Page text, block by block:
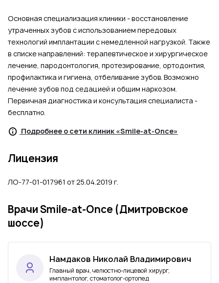
Основная специализация клиники - восстановление
утраченных зубов с использованием передовых
технологий имплантации с немедленной нагрузкой. Также
в списке направлений: терапевтическое и хирургическое
лечение, пародонтология, протезирование, ортодонтия,
профилактика и гигиена, отбеливание зубов. Возможно
лечение зубов под седацией и общим наркозом.
Первичная диагностика и консультация специалиста -
бесплатно.
Подробнее о сети клиник «Smile-at-Once»
Лицензия
ЛО-77-01-017961 от 25.04.2019 г.
Врачи Smile-at-Once (Дмитровское
шоссе)
Намдаков Николай Владимирович
Главный врач, челюстно-лицевой хирург,
имплантолог, стоматолог-ортопед